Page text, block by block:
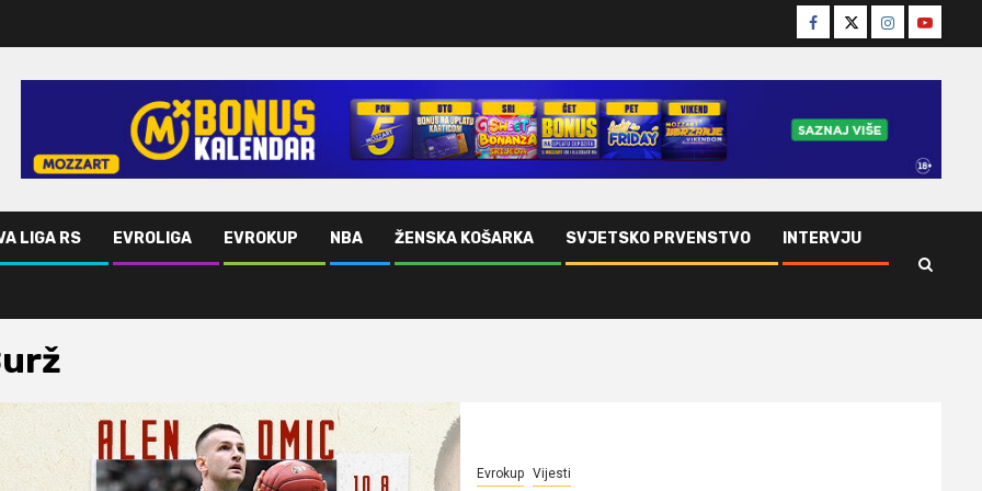
Facebook
TwitterInstagram
Youtube
LIGA RS EVROLIGA EVROKUP NBA ŽENSKA KOŠARKA SVJETSKO PRVENSTVO INTERVJU
Evrokup Vijesti